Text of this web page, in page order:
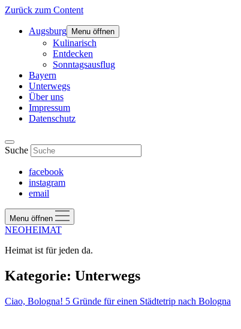
Zurück zum Content
Augsburg Menu öffnen
Kulinarisch
Entdecken
Sonntagsausflug
Bayern
Unterwegs
Über uns
Impressum
Datenschutz
Suche
facebook
instagram
email
Menu öffnen
NEOHEIMAT
Heimat ist für jeden da.
Kategorie: Unterwegs
Ciao, Bologna! 5 Gründe für einen Städtetrip nach Bologna